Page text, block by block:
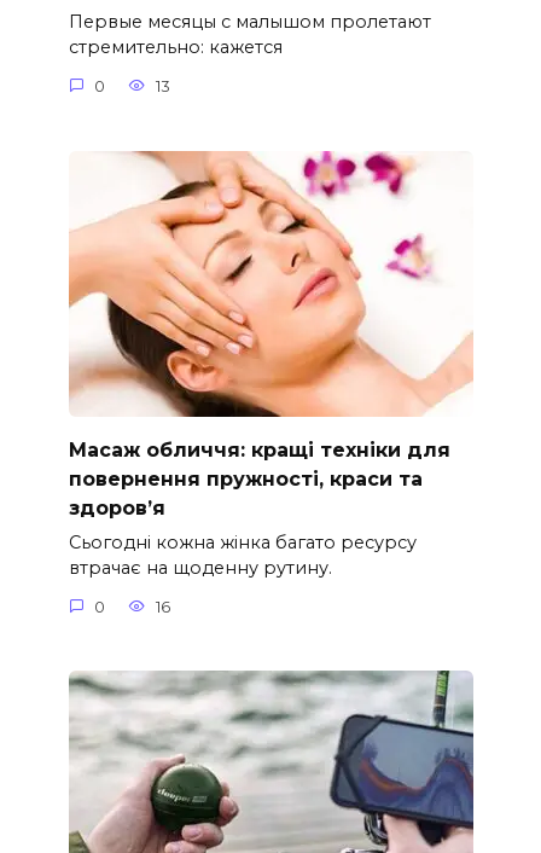
Первые месяцы с малышом пролетают
стремительно: кажется
0 13
Масаж обличчя: кращі техніки для
повернення пружності, краси та
здоров’я
Сьогодні кожна жінка багато ресурсу
втрачає на щоденну рутину.
0 16